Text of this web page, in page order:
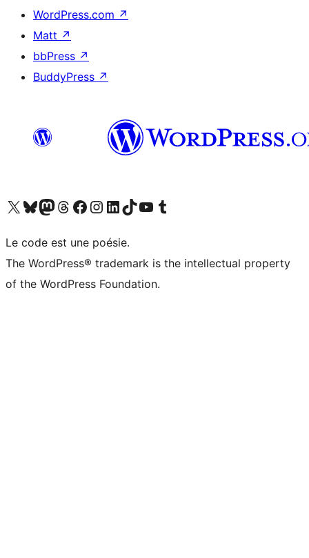
WordPress.com ↗
Matt ↗
bbPress ↗
BuddyPress ↗
Visit our X (formerly Twitter) account
Visitez notre compte Bluesky
Visit our Mastodon account
Visitez notre compte Threads
Visit our Facebook page
Visit our Instagram account
Visit our LinkedIn account
Visitez notre compte TikTok
Visit our YouTube channel
Visitez notre compte Tumblr
Le code est une poésie.
The WordPress® trademark is the intellectual property
of the WordPress Foundation.